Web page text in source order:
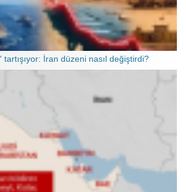
tartışıyor: İran düzeni nasıl değiştirdi?